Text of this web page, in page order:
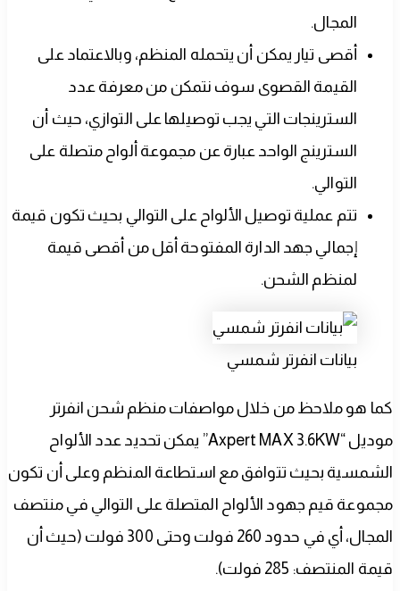
المجال.
أقصى تيار يمكن أن يتحمله المنظم، وبالاعتماد على
القيمة القصوى سوف نتمكن من معرفة عدد
السترينجات التي يجب توصيلها على التوازي، حيث أن
السترينج الواحد عبارة عن مجموعة ألواح متصلة على
التوالي.
تتم عملية توصيل الألواح على التوالي بحيث تكون قيمة
إجمالي جهد الدارة المفتوحة أقل من أقصى قيمة
لمنظم الشحن.
بيانات انفرتر شمسي
كما هو ملاحظ من خلال مواصفات منظم شحن انفرتر
موديل “Axpert MAX 3.6KW” يمكن تحديد عدد الألواح
الشمسية بحيث تتوافق مع استطاعة المنظم وعلى أن تكون
مجموعة قيم جهود الألواح المتصلة على التوالي في منتصف
المجال، أي في حدود 260 فولت وحتى 300 فولت (حيث أن
قيمة المنتصف: 285 فولت).